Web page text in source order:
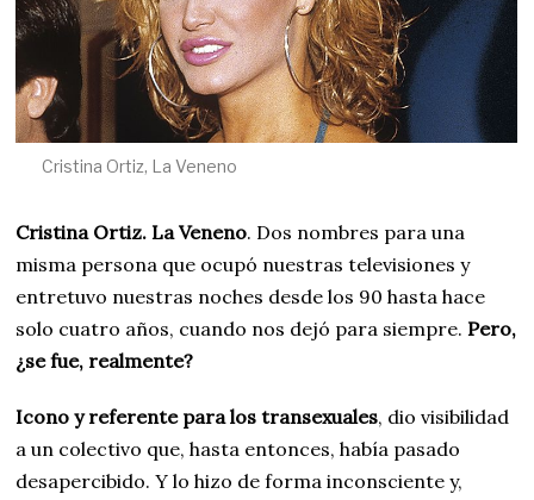
Cristina Ortiz, La Veneno
Cristina Ortiz. La Veneno. Dos nombres para una
misma persona que ocupó nuestras televisiones y
entretuvo nuestras noches desde los 90 hasta hace
solo cuatro años, cuando nos dejó para siempre.Pero,
¿se fue, realmente?
Icono y referente para los transexuales, dio visibilidad
a un colectivo que, hasta entonces, había pasado
desapercibido. Y lo hizo de forma inconsciente y,